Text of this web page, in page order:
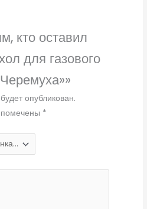
кто оставил
для газового
опубликован.
*